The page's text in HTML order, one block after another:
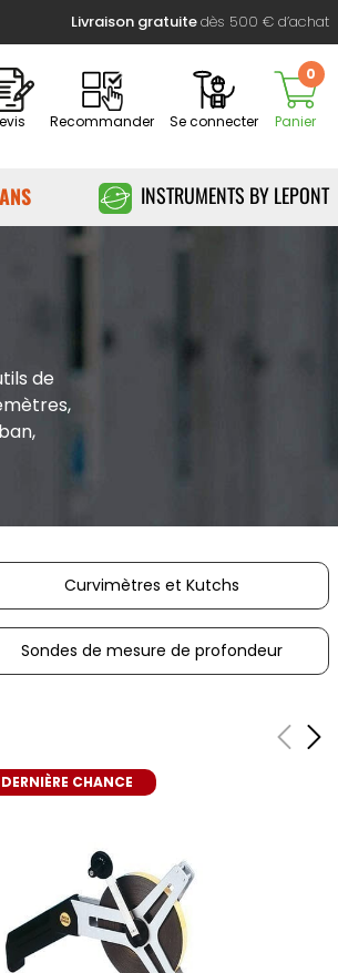
Livraison gratuitedès 500 € d’achat
Recommander Se connecter Panier
0
INSTRUMENTS BY LEPONT
de
Curvimètres et Kutchs
Sondes de mesure de profondeur
ajouter au panier
DERNIÈRE CHANCE